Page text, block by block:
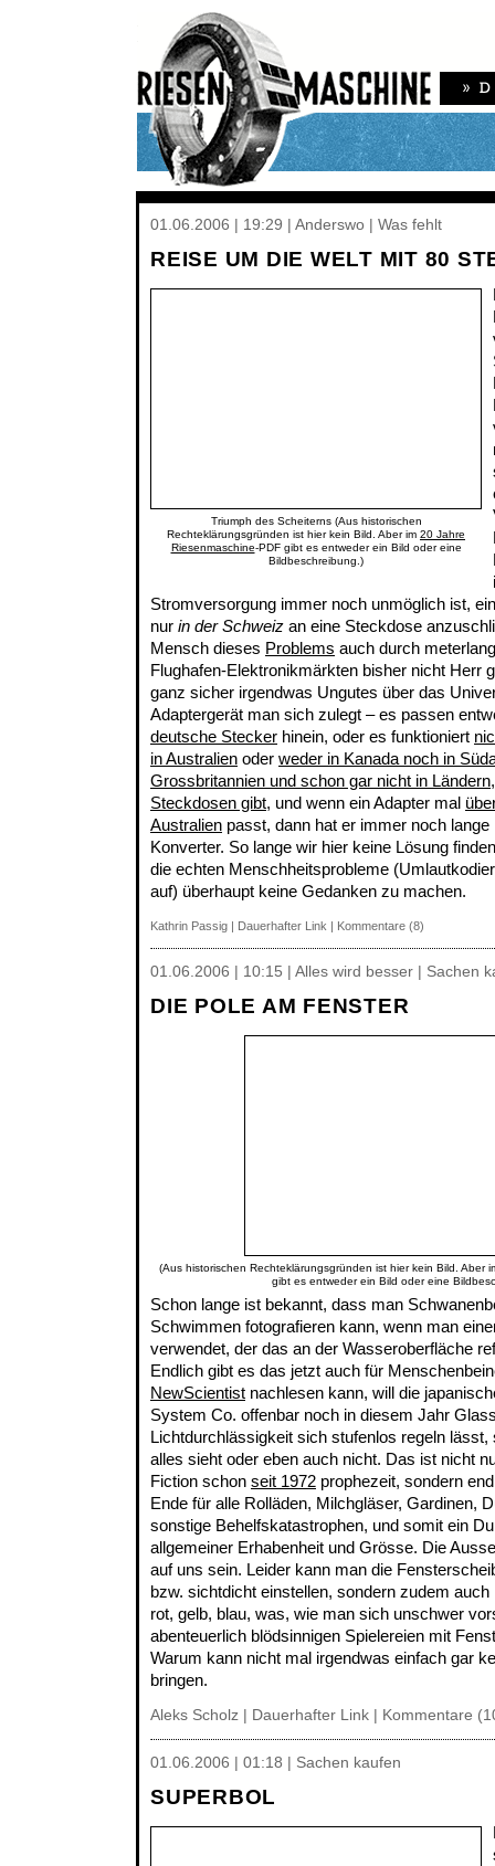
01.06.2006 | 19:29 | Anderswo | Was fehlt
REISE UM DIE WELT MIT 80
Triumph des Scheiterns (Aus historischen
Rechteklärungsgründen ist hier kein Bild. Aber im 20 Jahre
Riesenmaschine-PDF gibt es entweder ein Bild oder eine
Bildbeschreibung.)
Stromversorgung immer noch unmöglich ist,
nur in der Schweiz an eine Steckdose
Mensch dieses Problems auch durch
Flughafen-Elektronikmärkten bisher nicht Herr
ganz sicher irgendwas Ungutes über das
Adaptergerät man sich zulegt – es passen
deutsche Stecker hinein, oder es funktioniert
in Australien oder weder in Kanada noch in
Grossbritannien und schon gar nicht in
Steckdosen gibt, und wenn ein Adapter mal
Australien passt, dann hat er immer noch lange
Konverter. So lange wir hier keine Lösung
die echten Menschheitsprobleme
auf) überhaupt keine Gedanken zu machen.
Kathrin Passig | Dauerhafter Link | Kommentare (8)
01.06.2006 | 10:15 | Alles wird besser | Sachen
DIE POLE AM FENSTER
(Aus historischen Rechteklärungsgründen ist hier kein Bild. Aber
gibt es entweder ein Bild oder eine
Schon lange ist bekannt, dass man
Schwimmen fotografieren kann, wenn man
verwendet, der das an der Wasseroberfläche
Endlich gibt es das jetzt auch für
NewScientist nachlesen kann, will die
System Co. offenbar noch in diesem Jahr
Lichtdurchlässigkeit sich stufenlos regeln
alles sieht oder eben auch nicht. Das ist nicht
Fiction schon seit 1972 prophezeit, sondern
Ende für alle Rolläden, Milchgläser, Gardinen,
sonstige Behelfskatastrophen, und somit ein
allgemeiner Erhabenheit und Grösse. Die
auf uns sein. Leider kann man die
bzw. sichtdicht einstellen, sondern zudem
rot, gelb, blau, was, wie man sich unschwer
abenteuerlich blödsinnigen Spielereien mit
Warum kann nicht mal irgendwas einfach gar
bringen.
Aleks Scholz | Dauerhafter Link Kommentare
01.06.2006 | 01:18 | Sachen kaufen
SUPERBOL